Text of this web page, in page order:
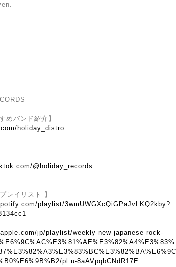
めバンド紹介】
holiday_distro
@holiday_records
レイリスト 】
playlist/3wmUWGXcQiGPaJvLKQ2kby?
jp/playlist/weekly-new-japanese-rock-
pl.u-8aAVpqbCNdR17E